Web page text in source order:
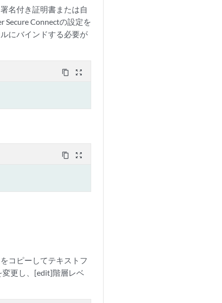
名付き証明書または自
Connectの設定を
にバインドする必要が
content_copy zoom_out_map
content_copy zoom_out_map
コピーしてテキストフ
更し、[edit]階層レベ